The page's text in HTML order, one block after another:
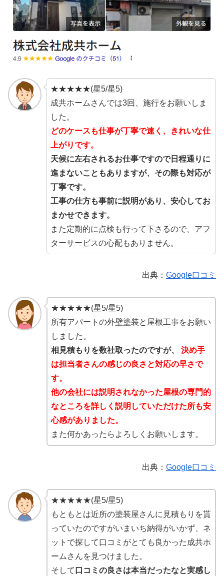
★★★★★(星5/星5)
成共ホームさんでは3回、施行をお願いしま
した。
どのケースも仕事が丁寧で速く、きれいな仕
上がりです。
天候に左右されるお仕事ですので日程通りに
進まないこともありますが、その際も対応が
丁寧です。
工事の仕方も事前に説明があり、安心してお
まかせできます。
また定期的に点検も行って下さるので、アフ
ターサービスの心配もありません。
出典： Google口コミ
★★★★★(星5/星5)
所有アパートの外壁塗装と屋根工事をお願い
しました。
相見積もりを数社取ったのですが、 決め手
は担当者さんの感じの良さと対応の早さで
す。
他の会社には説明されなかった屋根の専門的
なところを詳しく説明していただけた所も安
心感がありました。
また何かあったらよろしくお願いします。
出典： Google口コミ
★★★★★(星5/星5)
もともとは近所の塗装屋さんに見積もりを貰
っていたのですがいまいち納得がいかず、ネ
ットで探して口コミがとても良かった成共ホ
ームさんを見つけました。
そして 口コミの良さは本当だったなと実感し